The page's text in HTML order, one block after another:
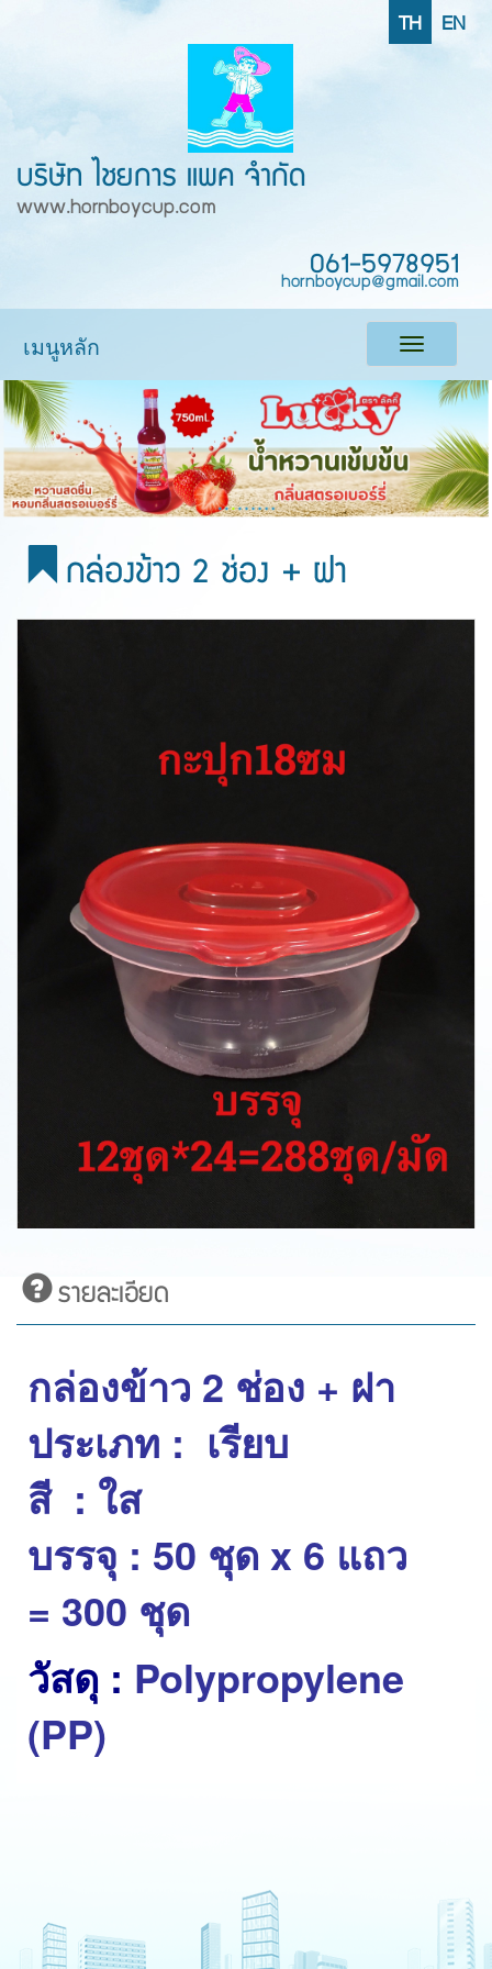
EN
TH
บริษัท ไชยการ แพค จำกัด
www.hornboycup.com
061-5978951
hornboycup@gmail.com
เมนูหลัก
กล่องข้าว 2 ช่อง + ฝา
รายละเอียด
กล่องข้าว 2 ช่อง + ฝา
ประเภท : เรียบ
สี : ใส
บรรจุ : 50 ชุด x 6 แถว
= 300 ชุด
วัสดุ : Polypropylene
(PP)